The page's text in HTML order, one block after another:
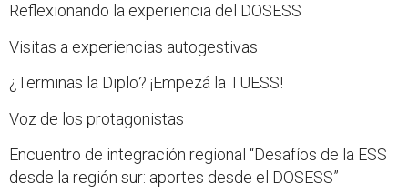
Reflexionando la experiencia del DOSESS
Visitas a experiencias autogestivas
¿Terminas la Diplo? ¡Empezá la TUESS!
Voz de los protagonistas
Encuentro de integración regional “Desafíos de la ESS
desde la región sur: aportes desde el DOSESS”